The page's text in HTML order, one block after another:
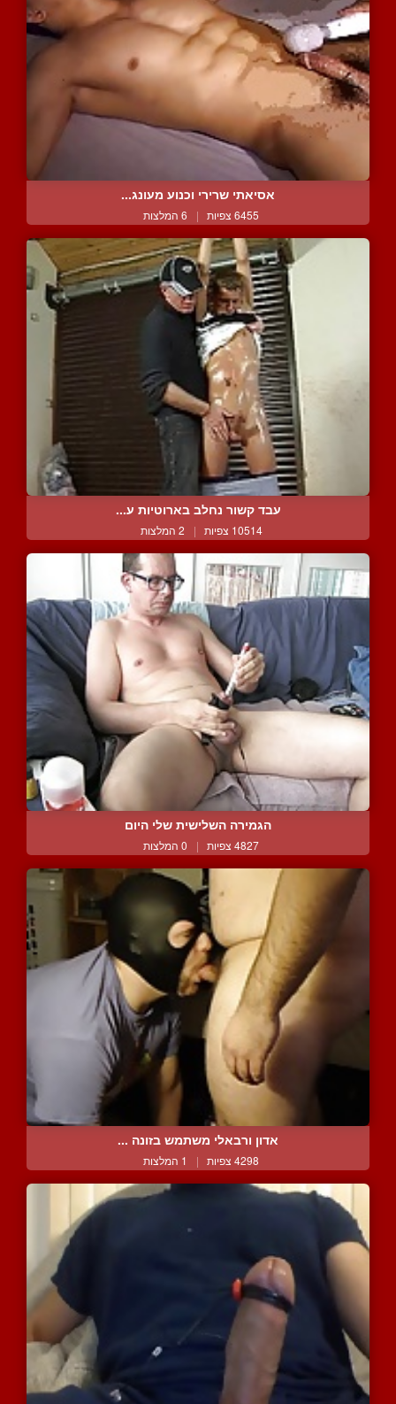
אסיאתי שרירי וכנוע מעונג...
6455 צפיות | 6 המלצות
עבד קשור נחלב בארוטיות ע...
10514 צפיות | 2 המלצות
הגמירה השלישית שלי היום
4827 צפיות | 0 המלצות
אדון ורבאלי משתמש בזונה ...
4298 צפיות | 1 המלצות